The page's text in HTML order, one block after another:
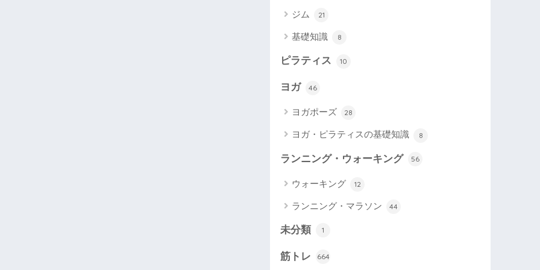
ジム 21
基礎知識 8
ピラティス 10
ヨガ 46
ヨガポーズ 28
ヨガ・ピラティスの基礎知識 8
ランニング・ウォーキング 56
ウォーキング 12
ランニング・マラソン 44
未分類 1
筋トレ 664